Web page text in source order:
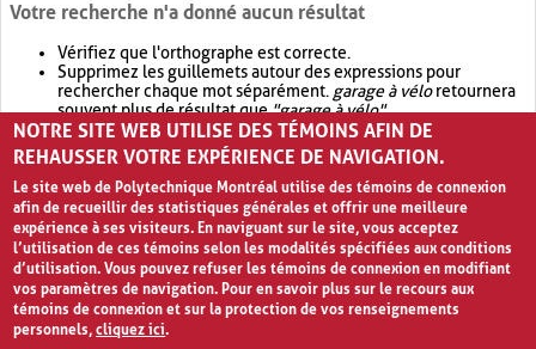
Votre recherche n'a donné aucun résultat
Vérifiez que l'orthographe est correcte.
Supprimez les guillemets autour des expressions pour
rechercher chaque mot séparément. garage à véloretournera
souvent plus de résultat que"garage à vélo".
Envisagez d'élargir votre recherche avec OR.garage OR vélo
retournera souvent plus de résultat quegarage à vélo
NOTRE SITE WEB UTILISE DES TÉMOINS AFIN DE
REHAUSSER VOTRE EXPÉRIENCE DE NAVIGATION.
Le site web de Polytechnique Montréal utilise des témoins de connexion
afin de recueillir des statistiques générales et offrir une meilleure
expérience à ses visiteurs. En naviguant sur le site, vous acceptez
l’utilisation de ces témoins selon les modalités spécifiées aux conditions
d’utilisation. Vous pouvez refuser les témoins de connexion en modifiant
vos paramètres de navigation. Pour en savoir plus sur le recours aux
témoins de connexion et sur la protection de vos renseignements
personnels,cliquez ici.